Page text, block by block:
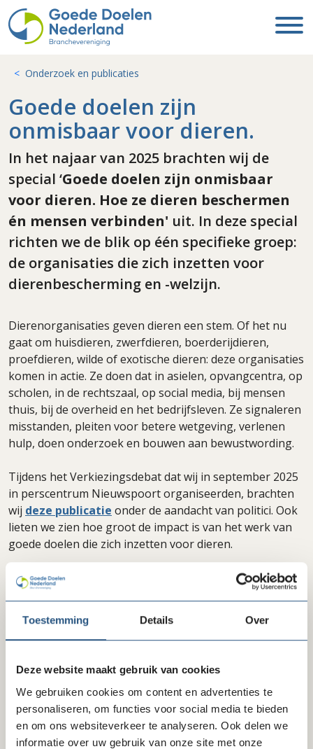
Toestemming Details Over
Deze website maakt gebruik van cookies
We gebruiken cookies om content en advertenties te
personaliseren, om functies voor social media te bieden
en om ons websiteverkeer te analyseren. Ook delen we
informatie over uw gebruik van onze site met onze
Onderzoek en publicaties
Goede doelen zijn
onmisbaar voor dieren.
In het najaar van 2025 brachten wij de
special ‘Goede doelen zijn onmisbaar
voor dieren. Hoe ze dieren beschermen
én mensen verbinden' uit. In deze special
richten we de blik op één specifieke groep:
de organisaties die zich inzetten voor
dierenbescherming en -welzijn.
Dierenorganisaties geven dieren een stem. Of het nu
gaat om huisdieren, zwerfdieren, boerderijdieren,
proefdieren, wilde of exotische dieren: deze organisaties
komen in actie. Ze doen dat in asielen, opvangcentra, op
scholen, in de rechtszaal, op social media, bij mensen
thuis, bij de overheid en het bedrijfsleven. Ze signaleren
misstanden, pleiten voor betere wetgeving, verlenen
hulp, doen onderzoek en bouwen aan bewustwording.
Tijdens het Verkiezingsdebat dat wij in september 2025
in perscentrum Nieuwspoort organiseerden, brachten
wij deze publicatie onder de aandacht van politici. Ook
lieten we zien hoe groot de impact is van het werk van
goede doelen die zich inzetten voor dieren.
Onderzoek en publicaties